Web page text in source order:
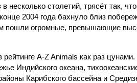
в несколько столетий, трясёт так,
2004 года бахнуло близ
пошли огромные, превышающие
рейтинге A-Z Animals как раз
Индийского океана,
Карибского бассейна и